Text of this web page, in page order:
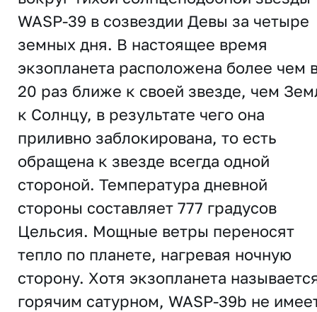
WASP-39 в созвездии Девы за четыре
земных дня. В настоящее время
экзопланета расположена более чем
20 раз ближе к своей звезде, чем
к Солнцу, в результате чего она
приливно заблокирована, то есть
обращена к звезде всегда одной
стороной. Температура дневной
стороны составляет 777 градусов
Цельсия. Мощные ветры переносят
тепло по планете, нагревая ночную
сторону. Хотя экзопланета
горячим сатурном, WASP-39b не